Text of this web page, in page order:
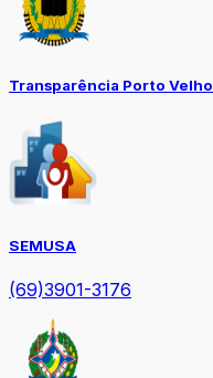
Transparência Porto Velho
SEMUSA
(69)3901-3176